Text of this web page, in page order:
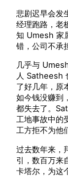
悲剧迟早会发
经理跑路，老
知 Umesh 家
错，公司不承
几乎与
人 Satheesh
了好几年，原
如今钱没赚到
都失去了。
工地事故中
工方拒不为他
过去数年来，
引，数百万来
卡塔尔，为这